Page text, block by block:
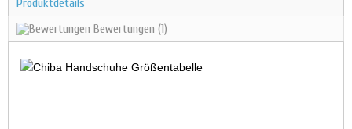
Produktdetails
Bewertungen (1)